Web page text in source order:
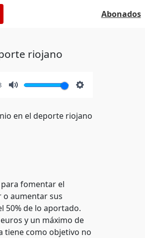
Abonados
riojano
en el deporte riojano
para fomentar el
o aumentar sus
50% de lo aportado.
y un máximo de
tiene como objetivo no